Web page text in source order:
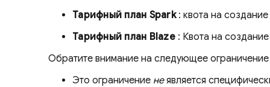
Тарифный план Spark: квота на
Тарифный план Blaze: Квота на
Обратите внимание на следующее
Это ограничение неявляется